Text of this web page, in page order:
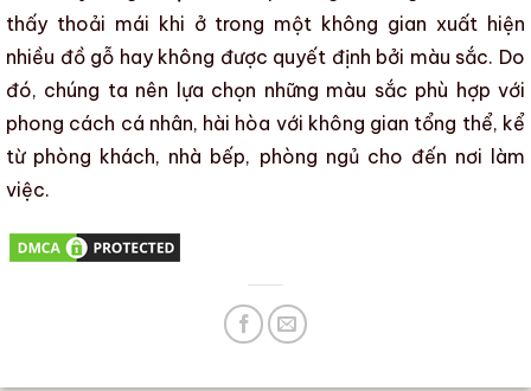
thấy thoải mái khi ở trong một không gian xuất hiện
nhiều đồ gỗ hay không được quyết định bởi màu sắc. Do
đó, chúng ta nên lựa chọn những màu sắc phù hợp với
phong cách cá nhân, hài hòa với không gian tổng thể, kể
từ phòng khách, nhà bếp, phòng ngủ cho đến nơi làm
việc.